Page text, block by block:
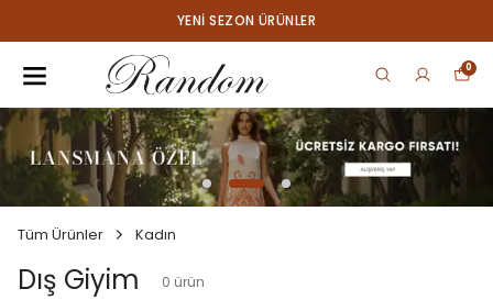
YENI SEZON ÜRÜNLER
0
Tüm Ürünler Kadın
Dış Giyim 0 ürün